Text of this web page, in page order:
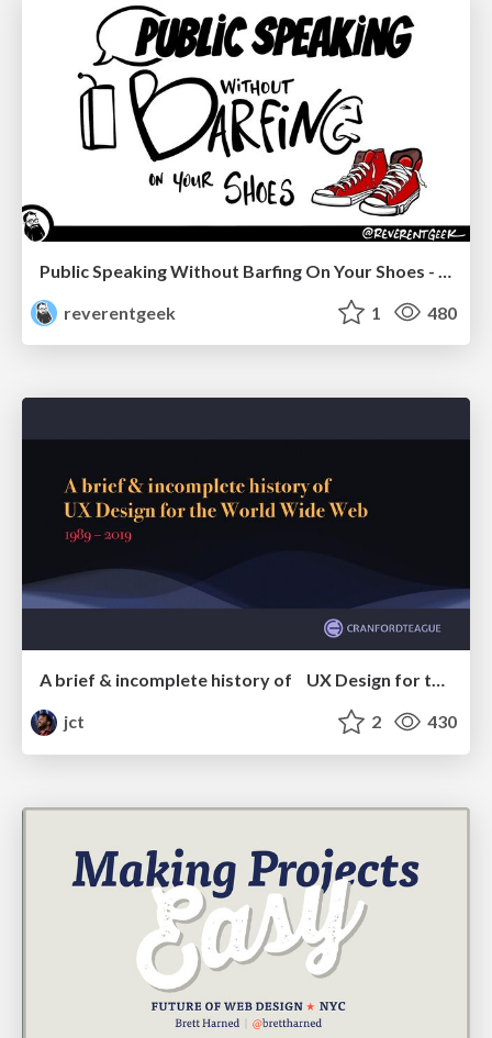
reverentgeek
1 480
A brief & incomplete history of UX Design for the World Wide Web: 1989–2019
jct
2 430